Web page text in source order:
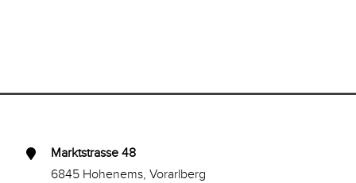
Marktstrasse 48
6845 Hohenems, Vorarlberg